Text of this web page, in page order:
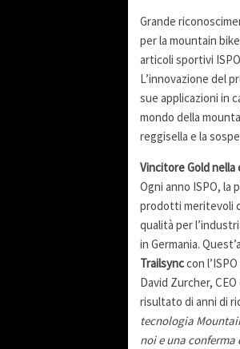
Grande
per la mountain
articoli sportivi
L’innovazione del
sue applicazioni in
mondo della
reggisella e la
Vincitore Gold
Ogni anno ISPO,
prodotti meritevoli
qualità per
in Germania.
Trailsynccon
David Zurcher,
risultato di anni di
tecnologia
noi e una